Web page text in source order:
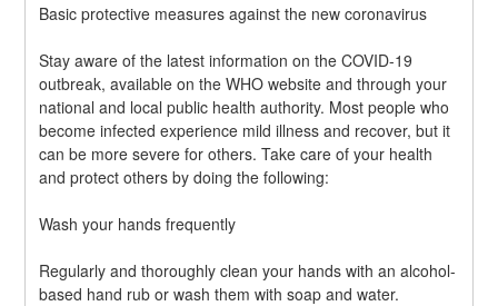
Basic protective measures against the new coronavirus
Stay aware of the latest information on the COVID-19
outbreak, available on the WHO website and through your
national and local public health authority. Most people who
become infected experience mild illness and recover, but it
can be more severe for others. Take care of your health
and protect others by doing the following:
Wash your hands frequently
Regularly and thoroughly clean your hands with an alcohol-
based hand rub or wash them with soap and water.